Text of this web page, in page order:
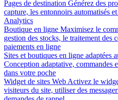
Pages de destination Générez des
capture, les entonnoirs automatisés
Analytics
Boutique en ligne Maximisez le
gestion des stocks, le traitement des
paiements en ligne
Sites et boutiques en ligne adaptées
Conception adaptative, commandes
dans votre poche
Widget de sites Web Activez le
visiteurs du site, utiliser des